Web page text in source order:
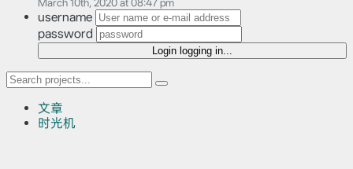
March 10th, 2020 at 08:47 pm
username
password
Login logging in...
文章
时光机